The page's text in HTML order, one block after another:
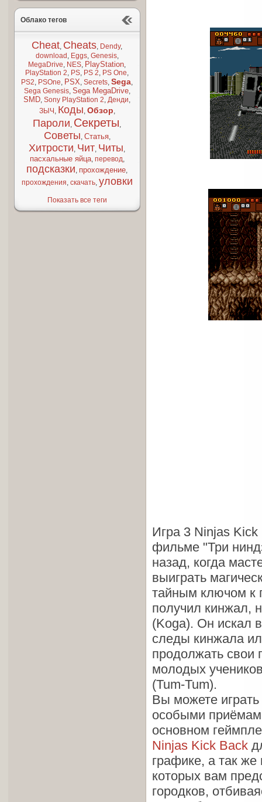
Облако тегов
Cheat, Cheats, Dendy,
download , Eggs, Genesis,
MegaDrive, NES, PlayStation,
PlayStation 2, PS, PS 2, PS One,
PS2, PSOne, PSX,Secrets,Sega,
Sega Genesis, Sega MegaDrive,
SMD,Sony PlayStation 2,Денди,
ЗЫЧ , Коды, Обзор,
Пароли, Секреты,
Советы, Статья,
Хитрости, Чит, Читы,
пасхальные яйца, перевод,
подсказки, прохождение,
прохождения, скачать, уловки
Показать все теги
Игра 3 Ninjas
фильме "Три
назад, когда
выиграть
тайным ключом к
получил кинжал,
(Koga). Он искал
следы кинжала
продолжать свои
молодых
(Tum-Tum).
Вы можете играть
особыми
основном
Ninjas Kick Back
графике, а так
которых вам
городков,